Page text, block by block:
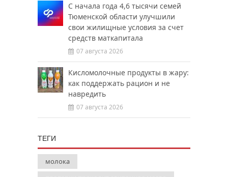
С начала года 4,6 тысячи семей
Тюменской области улучшили
свои жилищные условия за счет
средств маткапитала
07 августа 2026
Кисломолочные продукты в жару:
как поддержать рацион и не
навредить
07 августа 2026
ТЕГИ
молока